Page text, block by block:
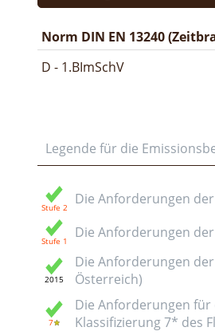
Norm DIN EN 13240
D - 1.BImSchV
Legende für die
Die Anforderungen
Die Anforderungen
Die Anforderungen
Österreich)
Die Anforderungen für
Klassifizierung 7* des